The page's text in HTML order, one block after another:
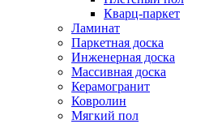
Кварц-паркет
Ламинат
Паркетная доска
Инженерная доска
Массивная доска
Керамогранит
Ковролин
Мягкий пол